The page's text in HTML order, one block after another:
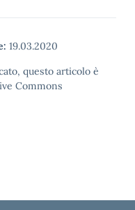
19.03.2020
questo articolo è
Commons